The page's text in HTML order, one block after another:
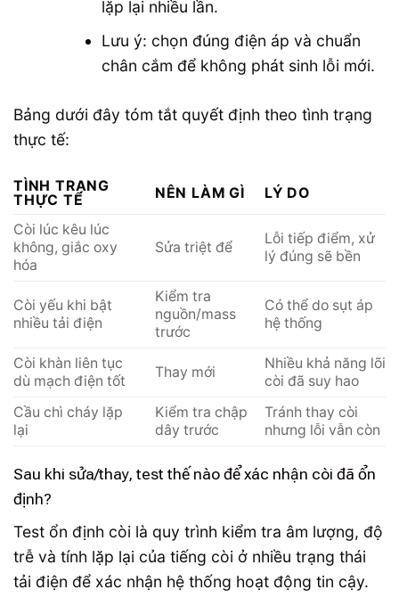
lặp lại nhiều lần.
Lưu ý: chọn đúng điện áp và chuẩn
chân cắm để không phát sinh lỗi mới.
Bảng dưới đây tóm tắt quyết định theo tình trạng
thực tế:
TÌNH TRẠNG
THỰC TẾ
NÊN LÀM GÌ LÝ DO
Còi lúc kêu lúc
không, giắc oxy
hóa
Sửa triệt để
Lỗi tiếp điểm, xử
lý đúng sẽ bền
Còi yếu khi bật
nhiều tải điện
Kiểm tra
nguồn/mass
trước
Có thể do sụt áp
hệ thống
Còi khàn liên tục
dù mạch điện tốt
Thay mới
Nhiều khả năng lõi
còi đã suy hao
Cầu chì cháy lặp
lại
Kiểm tra chập
dây trước
Tránh thay còi
nhưng lỗi vẫn còn
Sau khi sửa/thay, test thế nào để xác nhận còi đã ổn
định?
Test ổn định còi là quy trình kiểm tra âm lượng, độ
trễ và tính lặp lại của tiếng còi ở nhiều trạng thái
tải điện để xác nhận hệ thống hoạt động tin cậy.